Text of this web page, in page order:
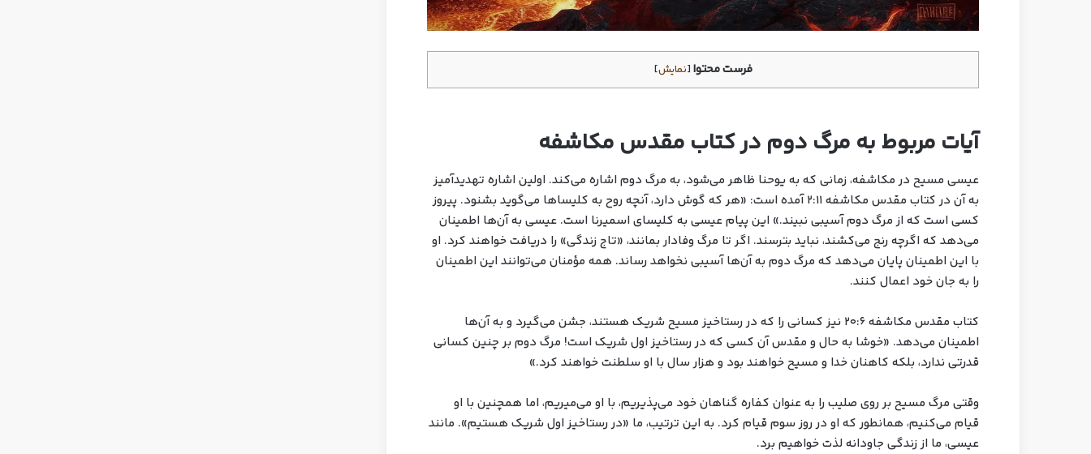
فرست محتوا [نمایش]
آیات مربوط به مرگ دوم در کتاب مقدس مکاشفه
عیسی مسیح در مکاشفه، زمانی که به یوحنا ظاهر می‌شود، به مرگ دوم اشاره می‌کند. اولین اشاره تهدیدآمیز
به آن در کتاب مقدس مکاشفه ۲:۱۱ آمده است: «هر که گوش دارد، آنچه روح به کلیساها می‌گوید بشنود. پیروز
کسی است که از مرگ دوم آسیبی نبیند.» این پیام عیسی به کلیسای اسمیرنا است. عیسی به آن‌ها اطمینان
می‌دهد که اگرچه رنج می‌کشند، نباید بترسند. اگر تا مرگ وفادار بمانند، «تاج زندگی» را دریافت خواهند کرد. او
با این اطمینان پایان می‌دهد که مرگ دوم به آن‌ها آسیبی نخواهد رساند. همه مؤمنان می‌توانند این اطمینان
را به جان خود اعمال کنند.
کتاب مقدس مکاشفه ۲۰:۶ نیز کسانی را که در رستاخیز مسیح شریک هستند، جشن می‌گیرد و به آن‌ها
اطمینان می‌دهد. «خوشا به حال و مقدس آن کسی که در رستاخیز اول شریک است! مرگ دوم بر چنین کسانی
قدرتی ندارد، بلکه کاهنان خدا و مسیح خواهند بود و هزار سال با او سلطنت خواهند کرد.»
وقتی مرگ مسیح بر روی صلیب را به عنوان کفاره‌ گناهان خود می‌پذیریم، با او می‌میریم، اما همچنین با او
قیام می‌کنیم، همانطور که او در روز سوم قیام کرد. به این ترتیب، ما «در رستاخیز اول شریک هستیم». مانند
عیسی، ما از زندگی جاودانه لذت خواهیم برد.